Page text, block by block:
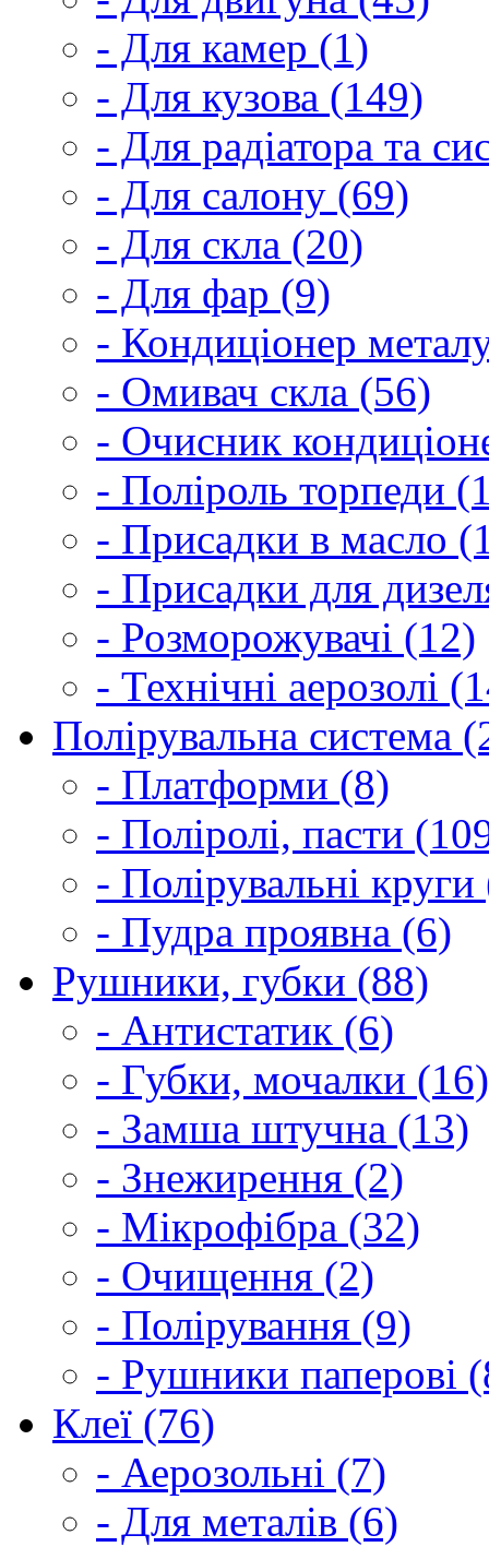
- Для камер (1)
- Для кузова (149)
- Для радіатора та
- Для салону (69)
- Для скла (20)
- Для фар (9)
- Кондиціонер
- Омивач скла (56)
- Очисник
- Поліроль торпеди
- Присадки в масло
- Присадки для
- Розморожувачі (12)
- Технічні аерозолі
Полірувальна система
- Платформи (8)
- Поліролі, пасти
- Полірувальні
- Пудра проявна (6)
Рушники, губки (88)
- Антистатик (6)
- Губки, мочалки (16)
- Замша штучна (13)
- Знежирення (2)
- Мікрофібра (32)
- Очищення (2)
- Полірування (9)
- Рушники паперові
Клеї (76)
- Аерозольні (7)
- Для металів (6)